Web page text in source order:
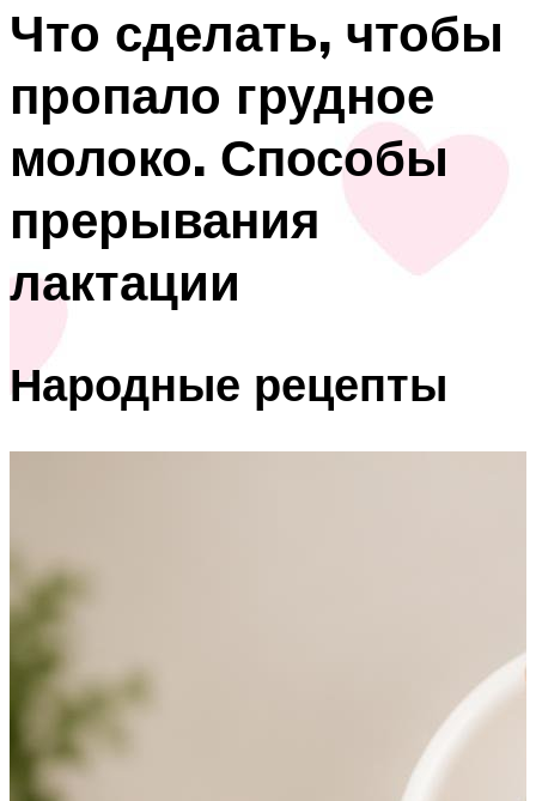
Что сделать, чтобы
пропало грудное
молоко. Способы
прерывания
лактации
Народные рецепты